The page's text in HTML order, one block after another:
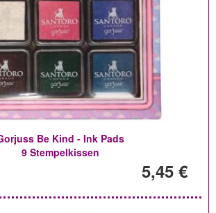
Be Kind - Ink Pads
9 Stempelkissen
5,45 €